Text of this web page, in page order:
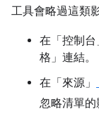
工具會略過這類
在「控制台
格」 連結。
在「來源」
忽略清單的